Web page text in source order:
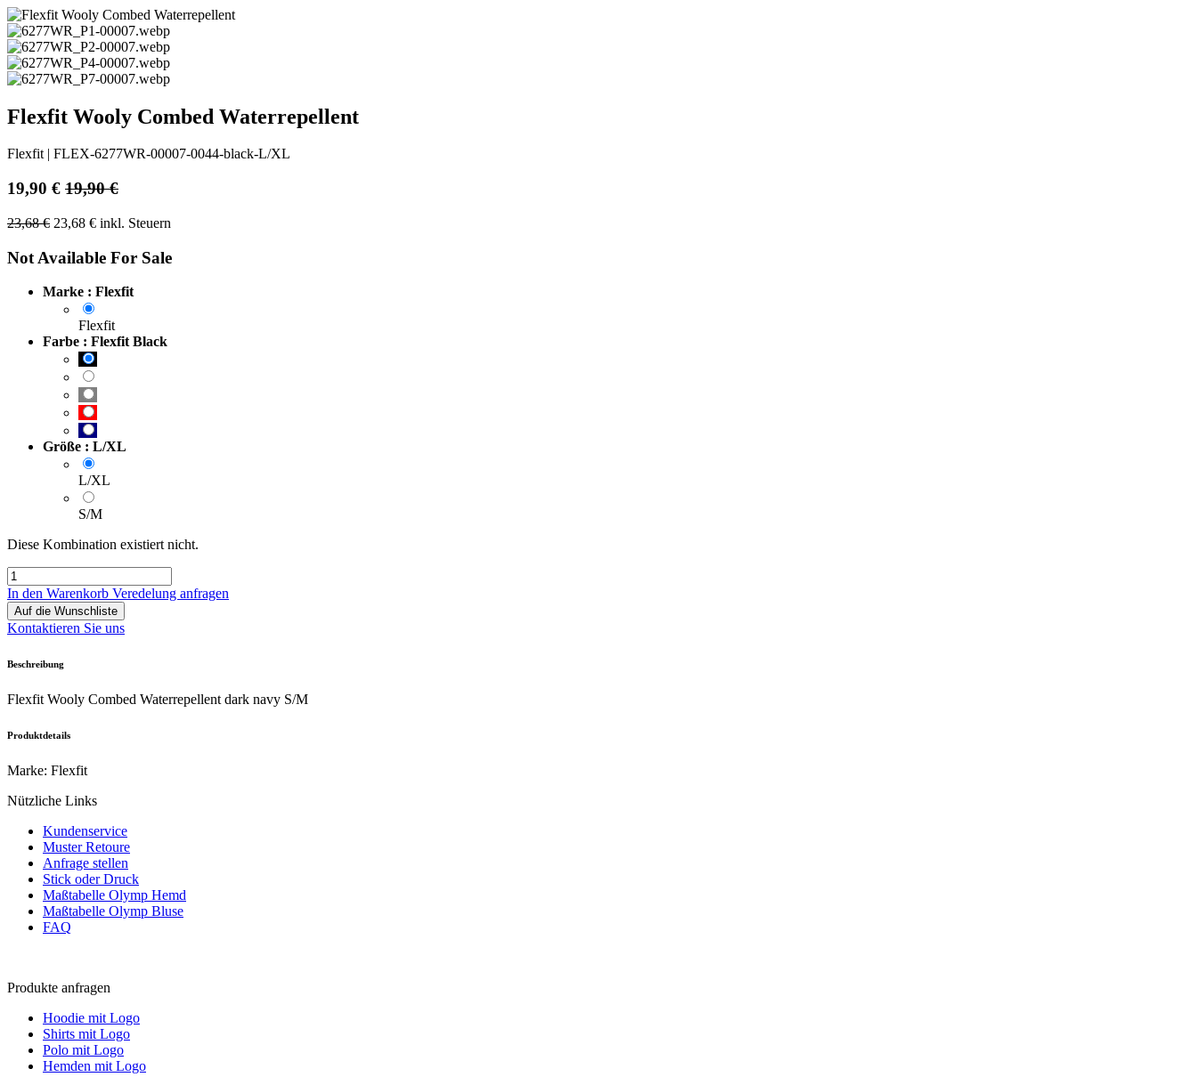
Flexfit Wooly Combed Waterrepellent
Flexfit| FLEX-6277WR-00007-0044-black-L/XL
19,90 € 19,90€
23,68€ 23,68 € inkl. Steuern
Not Available For Sale
Marke : Flexfit
Flexfit
Farbe : Flexfit Black
Größe : L/XL
L/XL
S/M
Diese Kombination existiert nicht.
In den Warenkorb Veredelung anfragen
Auf die Wunschliste
Kontaktieren Sie uns
Beschreibung
Flexfit Wooly Combed Waterrepellent dark navy S/M
Produktdetails
Marke: Flexfit
Nützliche Links
Kundenservice
Muster Retoure
Anfrage stellen
Stick oder Druck
Maßtabelle Olymp Hemd
Maßtabelle Olymp Bluse
FAQ
Produkte anfragen
Hoodie mit Logo
Shirts mit Logo
Polo mit Logo
Hemden mit Logo